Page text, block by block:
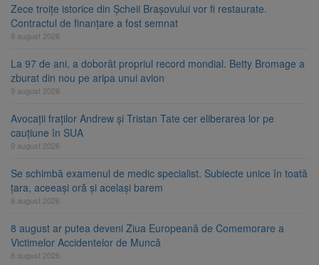
Zece troițe istorice din Șcheii Brașovului vor fi restaurate.
Contractul de finanțare a fost semnat
9 august 2026
La 97 de ani, a doborât propriul record mondial. Betty Bromage a
zburat din nou pe aripa unui avion
9 august 2026
Avocații fraților Andrew și Tristan Tate cer eliberarea lor pe
cauțiune în SUA
9 august 2026
Se schimbă examenul de medic specialist. Subiecte unice în toată
țara, aceeași oră și același barem
8 august 2026
8 august ar putea deveni Ziua Europeană de Comemorare a
Victimelor Accidentelor de Muncă
8 august 2026